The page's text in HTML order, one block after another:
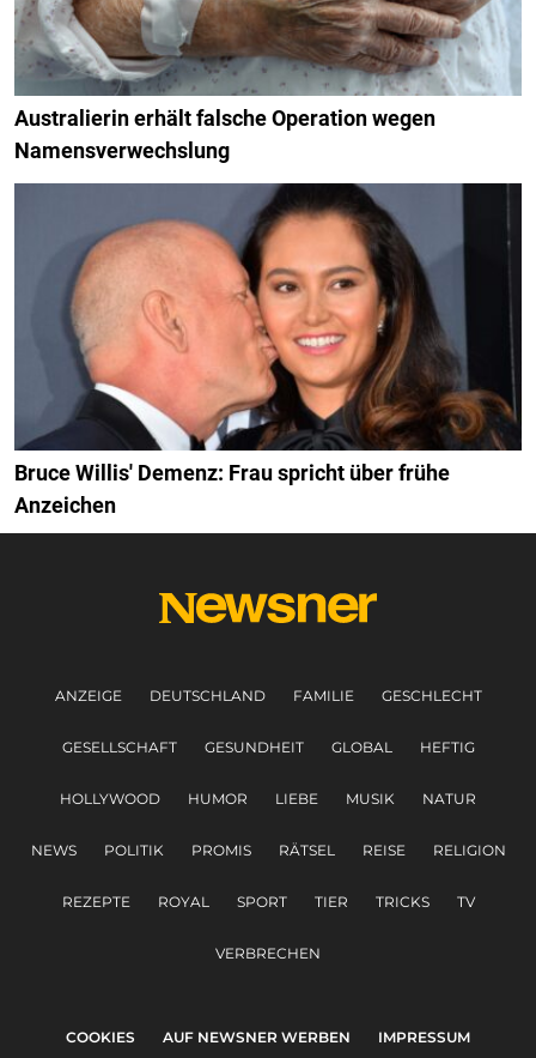
Australierin erhält falsche Operation wegen
Namensverwechslung
Bruce Willis' Demenz: Frau spricht über frühe
Anzeichen
ANZEIGE DEUTSCHLAND FAMILIE GESCHLECHT
GESELLSCHAFT GESUNDHEIT GLOBAL HEFTIG
HOLLYWOOD HUMOR LIEBE MUSIK NATUR
NEWS POLITIK PROMIS RÄTSEL REISE RELIGION
REZEPTE ROYAL SPORT TIER TRICKS TV
VERBRECHEN
COOKIES AUF NEWSNER WERBEN IMPRESSUM